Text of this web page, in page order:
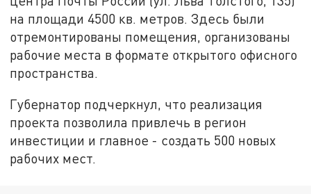
на площади 4500 кв. метров. Здесь были
отремонтированы помещения, организованы
рабочие места в формате открытого офисного
пространства.
Губернатор подчеркнул, что реализация
проекта позволила привлечь в регион
инвестиции и главное - создать 500 новых
рабочих мест.